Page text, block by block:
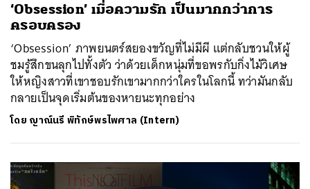
‘Obsession’ เมื่อความรัก เป็นมากกว่าการ
ครอบครอง
‘Obsession’ ภาพยนตร์สยองขวัญที่ไม่มีผี แต่กลับชวนให้ผู้
ชมรู้สึกขนลุกไปทั้งตัว ว่าด้วยเด็กหนุ่มที่ขอพรกับกิ่งไม้วิเศษ
ให้หญิงสาวที่เขาชอบรักเขามากกว่าใครในโลกนี้ ทว่ามันกลับ
กลายเป็นจุดเริ่มต้นของหายนะทุกอย่าง
โดย ญาณ์นรี พิทักษ์พรไพศาล (Intern)
SHARE TWEET